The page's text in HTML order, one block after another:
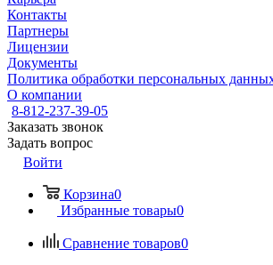
Контакты
Партнеры
Лицензии
Документы
Политика обработки персональных
О компании
8-812-237-39-05
Заказать звонок
Задать вопрос
Войти
Корзина0
Избранные товары0
Сравнение товаров0